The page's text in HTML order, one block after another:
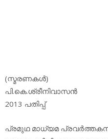
(സ്മരണകള്‍)
പി.കെ.ശ്രീനിവാസന്‍
2013 പതിപ്പ്
പ്രമുഥ മാധ്യമ